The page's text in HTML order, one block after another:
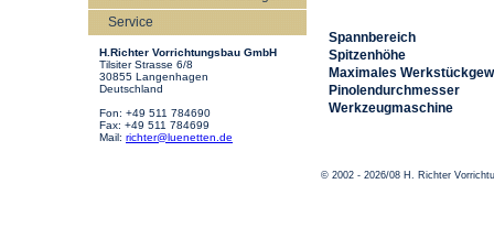
Service
H.Richter Vorrichtungsbau GmbH
Tilsiter Strasse 6/8
30855 Langenhagen
Deutschland
Fon: +49 511 784690
Fax: +49 511 784699
Mail: richter@luenetten.de
Spannbereich
Spitzenhöhe
Maximales
Pinolendurchmesser
Werkzeugmaschine
© 2002 - 2026/08 H. Richter